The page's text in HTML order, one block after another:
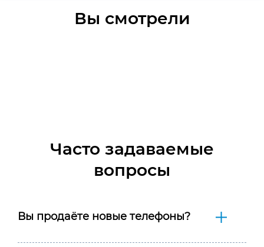
Вы смотрели
Часто задаваемые
вопросы
Вы продаёте новые телефоны?